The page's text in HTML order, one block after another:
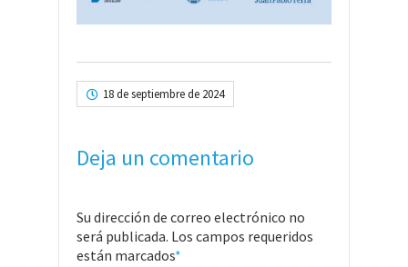
18 de septiembre de 2024
Deja un comentario
Su dirección de correo electrónico no
será publicada. Los campos requeridos
están marcados*